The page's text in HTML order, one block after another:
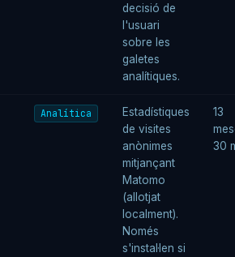
decisió de
l'usuari
sobre les
galetes
analítiques.
Analítica
Estadístiques
de visites
anònimes
mitjançant
Matomo
(allotjat
localment).
Només
s'instal·len si
13
30